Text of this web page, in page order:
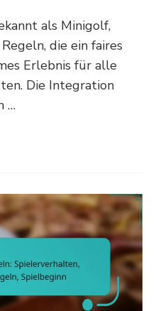
als Minigolf,
die ein faires
Erlebnis für alle
Die Integration
…